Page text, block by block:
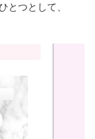
とつとして、